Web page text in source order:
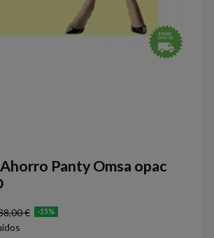
Panty Omsa opac
€ -15%